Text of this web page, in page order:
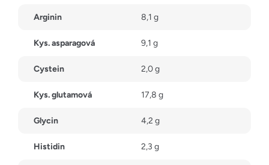
Arginin 8,1 g
Kys. asparagová 9,1 g
Cystein 2,0 g
Kys. glutamová 17,8 g
Glycin 4,2 g
Histidin 2,3 g